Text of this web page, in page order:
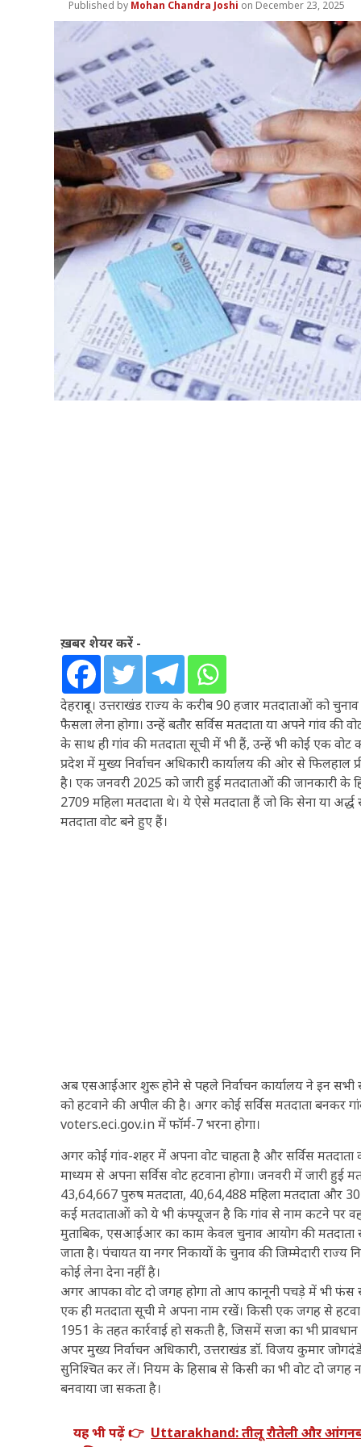
Mohan Chandra Joshi December 23, 2025
ख़बर शेयर करें -
देहरादून। उत्तराखंड राज्य के करीब 90 हजार मतदाताओं को
फैसला लेना होगा। उन्हें बतौर सर्विस मतदाता या अपने गांव की
के साथ ही गांव की मतदाता सूची में भी हैं, उन्हें भी कोई एक वोट
प्रदेश में मुख्य निर्वाचन अधिकारी कार्यालय की ओर से
है। एक जनवरी 2025 को जारी हुई मतदाताओं की जानकारी
2709 महिला मतदाता थे। ये ऐसे मतदाता हैं जो कि सेना या
मतदाता वोट बने हुए हैं।
अब एसआईआर शुरू होने से पहले निर्वाचन कार्यालय ने इन सभी
को हटवाने की अपील की है। अगर कोई सर्विस मतदाता बनकर
voters.eci.gov.in में फॉर्म-7 भरना होगा।
अगर कोई गांव-शहर में अपना वोट चाहता है और सर्विस मतदाता
माध्यम से अपना सर्विस वोट हटवाना होगा। जनवरी में जारी
43,64,667 पुरुष मतदाता, 40,64,488 महिला मतदाता और
कई मतदाताओं को ये भी कंफ्यूजन है कि गांव से नाम कटने पर वह
मुताबिक, एसआईआर का काम केवल चुनाव आयोग की मतदाता
जाता है। पंचायत या नगर निकायों के चुनाव की जिम्मेदारी
कोई लेना देना नहीं है।
अगर आपका वोट दो जगह होगा तो आप कानूनी पचड़े में भी फंस
एक ही मतदाता सूची मे अपना नाम रखें। किसी एक जगह से
1951 के तहत कार्रवाई हो सकती है, जिसमें सजा का भी प्रावधान
अपर मुख्य निर्वाचन अधिकारी, उत्तराखंड डॉ. विजय कुमार
सुनिश्चित कर लें। नियम के हिसाब से किसी का भी वोट दो
बनवाया जा सकता है।
यह भी पढ़ें 👉 Uttarakhand: तीलू रौतेली और